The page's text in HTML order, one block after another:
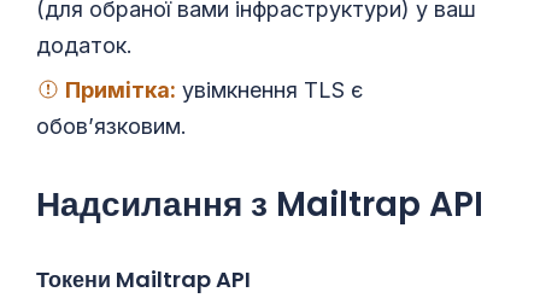
(для обраної вами інфраструктури) у ваш
додаток.
Примітка: увімкнення TLS є
обов’язковим.
Надсилання з Mailtrap API
Токени Mailtrap API